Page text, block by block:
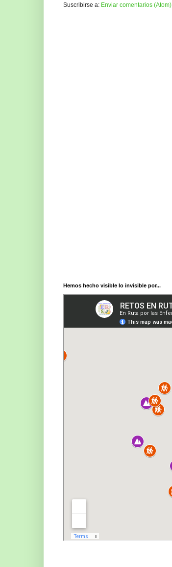
Suscribirse a: Enviar comentarios (Atom)
Hemos hecho visible lo invisible por...